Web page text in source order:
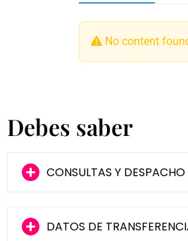
No content
Debes saber
CONSULTAS Y DESPACHO
DATOS DE